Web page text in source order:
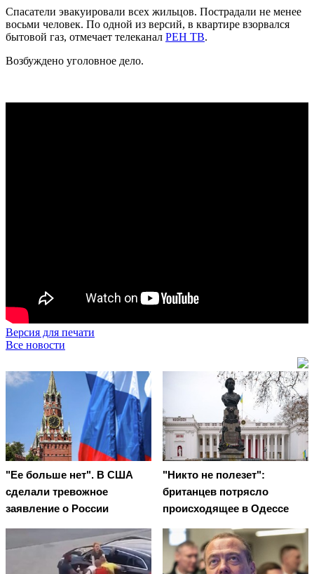
Спасатели эвакуировали всех жильцов. Пострадали не менее
восьми человек. По одной из версий, в квартире взорвался
бытовой газ, отмечает телеканал РЕН ТВ.
Возбуждено уголовное дело.
Версия для печати
Все новости
"Ее больше нет". В США
сделали тревожное
заявление о России
"Никто не полезет":
британцев потрясло
происходящее в Одессе